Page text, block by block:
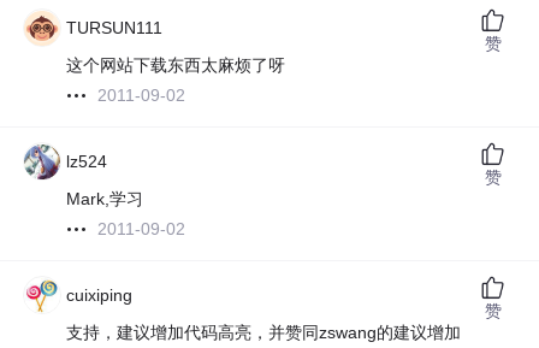
TURSUN111
这个网站下载东西太麻烦了呀
2011-09-02
赞
lz524
Mark,学习
2011-09-02
赞
cuixiping
支持，建议增加代码高亮，并赞同zswang的建议增加
赞